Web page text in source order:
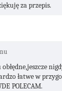
za przepis.
łatwe w
POLECAM.